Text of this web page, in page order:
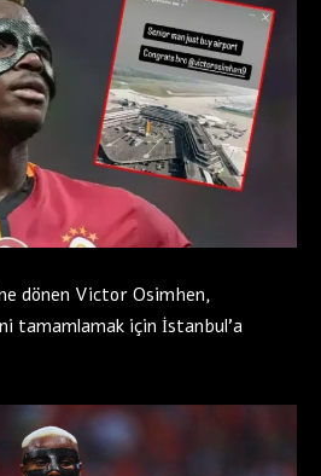
dönen Victor Osimhen,
tamamlamak için İstanbul’a